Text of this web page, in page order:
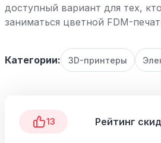
доступный вариант для тех,
заниматься цветной FDM-
Категории: 3D-принтеры
13 Рейтинг